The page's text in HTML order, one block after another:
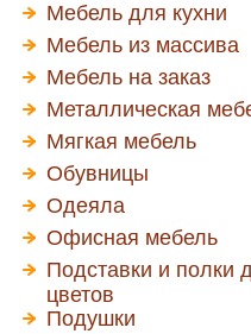
Мебель для кухни
Мебель из массива
Мебель на заказ
Металлическая
Мягкая мебель
Обувницы
Одеяла
Офисная мебель
Подставки и полки
цветов
Подушки